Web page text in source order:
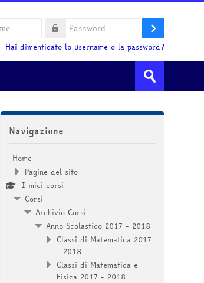
Login
Hai dimenticato lo username o la password?
Invia
Salta Navigazione
Navigazione
Home
Pagine del sito
I miei corsi
Corsi
Archivio Corsi
Anno Scolastico 2017 - 2018
Classi di Matematica 2017
- 2018
Classi di Matematica e
Fisica 2017 - 2018